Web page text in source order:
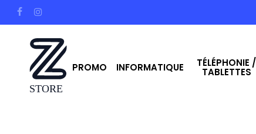
to
facebookinstagram
PROMO INFORMATIQUE TÉLÉPHONIE /
TABLETTES